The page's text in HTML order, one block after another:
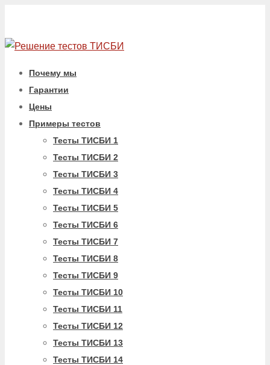
Почему мы
Гарантии
Цены
Примеры тестов
Тесты ТИСБИ 1
Тесты ТИСБИ 2
Тесты ТИСБИ 3
Тесты ТИСБИ 4
Тесты ТИСБИ 5
Тесты ТИСБИ 6
Тесты ТИСБИ 7
Тесты ТИСБИ 8
Тесты ТИСБИ 9
Тесты ТИСБИ 10
Тесты ТИСБИ 11
Тесты ТИСБИ 12
Тесты ТИСБИ 13
Тесты ТИСБИ 14